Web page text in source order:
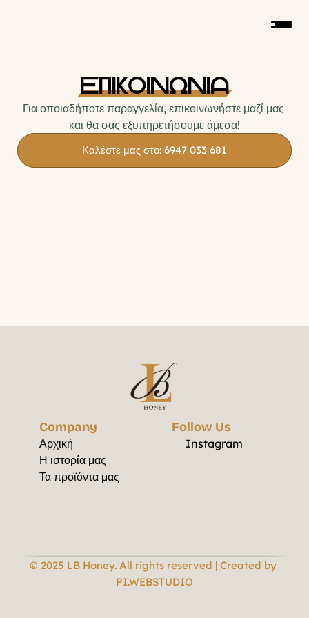
ΕΠΙΚΟΙΝΩΝΙΑ
Για οποιαδήποτε παραγγελία, επικοινωνήστε μαζί μας
και θα σας εξυπηρετήσουμε άμεσα!
Καλέστε μας στο: 6947 033 681
Company
Αρχική
Η ιστορία μας
Τα προϊόντα μας
Follow Us
Instagram
© 2025 LB Honey. All rights reserved | Created by
PI.WEBSTUDIO